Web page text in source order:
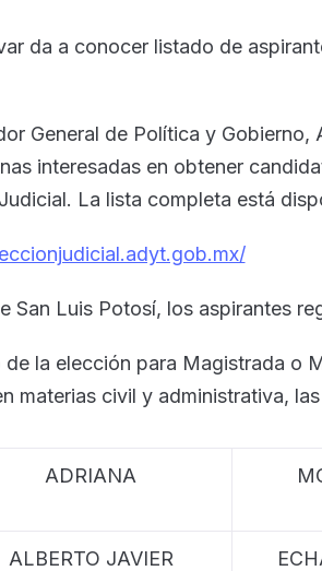
da a conocer listado de
General de Política y
interesadas en obtener
La lista completa está
San Luis Potosí, los aspirantes
de la elección para Magistrada o
materias civil y administrativa,
ADRIANA
ALBERTO JAVIER